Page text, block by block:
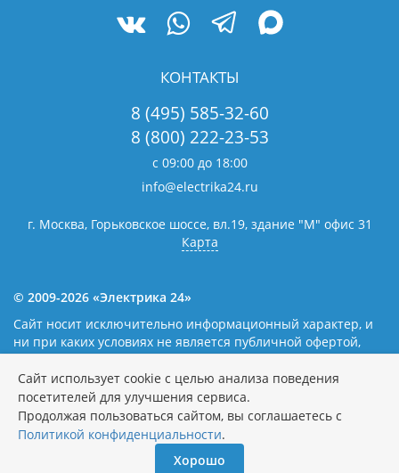
КОНТАКТЫ
8 (495) 585-32-60
8 (800) 222-23-53
с 09:00 до 18:00
info@electrika24.ru
г. Москва, Горьковское шоссе, вл.19, здание "М" офис 31
Карта
© 2009-2026 «Электрика 24»
Сайт носит исключительно информационный характер, и
ни при каких условиях не является публичной офертой,
определяемой положениями статьи 437(2) Гражданского
кодекса Российской Федерации. Наличие и цены уточняйте
у наших операторов.Политика обработки персональных
данных
Сайт использует cookie с целью анализа поведения
посетителей для улучшения сервиса.
Продолжая пользоваться сайтом, вы соглашаетесь с
Политикой конфиденциальности.
Хорошо